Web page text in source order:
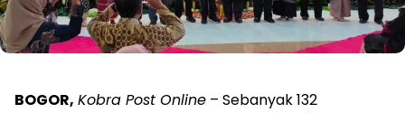
BOGOR, Kobra Post Online – Sebanyak 132